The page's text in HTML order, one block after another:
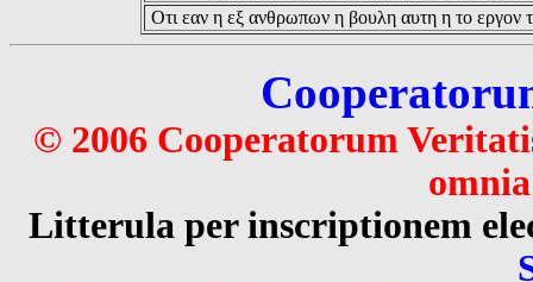
Οτι εαν η εξ ανθρωπων η βουλη αυτη η το εργον
© 2006 Cooperatorum
Litterula per inscriptionem